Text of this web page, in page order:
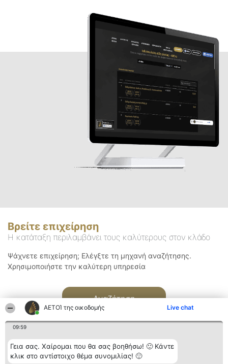
ΑΕΤΟΊ της οικοδομής Live chat
09:59
Γεια σας. Χαίρομαι που θα σας βοηθήσω! 🙂 Κάντε
κλικ στο αντίστοιχο θέμα συνομιλίας! 🙂
Βρείτε επιχείρηση
Η κατάταξη περιλαμβάνει τους καλύτερους στον κλάδο
Ψάχνετε επιχείρηση; Ελέγξτε τη μηχανή αναζήτησης.
Χρησιμοποιήστε την καλύτερη υπηρεσία
Αναζήτηση